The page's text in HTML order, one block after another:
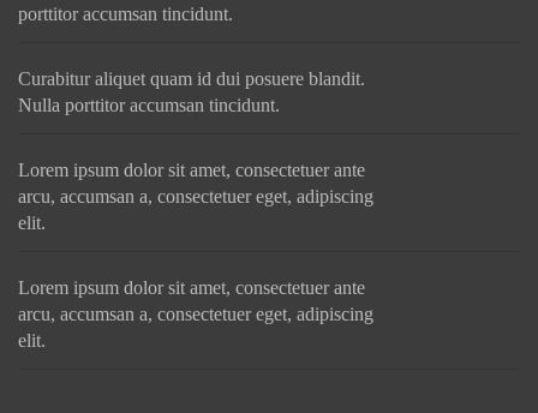
porttitor accumsan tincidunt.
Curabitur aliquet quam id dui posuere blandit.
Nulla porttitor accumsan tincidunt.
Lorem ipsum dolor sit amet, consectetuer ante
arcu, accumsan a, consectetuer eget, adipiscing
elit.
Lorem ipsum dolor sit amet, consectetuer ante
arcu, accumsan a, consectetuer eget, adipiscing
elit.